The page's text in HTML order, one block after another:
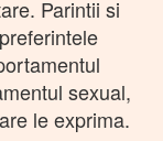
Parintii si
sexual,
le exprima.